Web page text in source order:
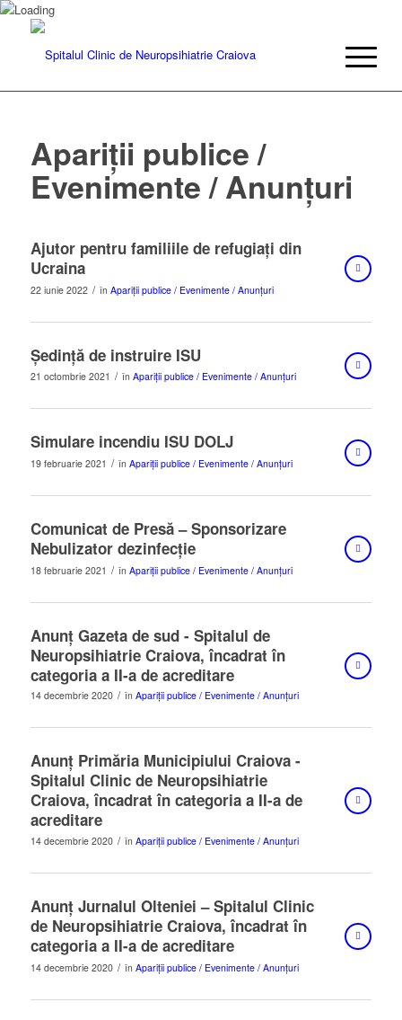
Apariții publice /
Evenimente / Anunțuri
Ajutor pentru familiile de refugiați din
Ucraina
22 iunie 2022 / în Apariții publice / Evenimente / Anunțuri
Ședință de instruire ISU
21 octombrie 2021 / în Apariții publice / Evenimente / Anunțuri
Simulare incendiu ISU DOLJ
19 februarie 2021 / în Apariții publice / Evenimente / Anunțuri
Comunicat de Presă – Sponsorizare
Nebulizator dezinfecție
18 februarie 2021 / în Apariții publice / Evenimente / Anunțuri
Anunț Gazeta de sud - Spitalul de
Neuropsihiatrie Craiova, încadrat în
categoria a II-a de acreditare
14 decembrie 2020 / în Apariții publice / Evenimente / Anunțuri
Anunț Primăria Municipiului Craiova -
Spitalul Clinic de Neuropsihiatrie
Craiova, încadrat în categoria a II-a de
acreditare
14 decembrie 2020 / în Apariții publice / Evenimente / Anunțuri
Anunț Jurnalul Olteniei – Spitalul Clinic
de Neuropsihiatrie Craiova, încadrat în
categoria a II-a de acreditare
14 decembrie 2020 / în Apariții publice / Evenimente / Anunțuri